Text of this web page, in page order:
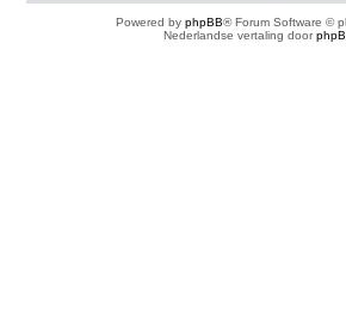
Powered by phpBB® Forum Software ©
Nederlandse vertaling door